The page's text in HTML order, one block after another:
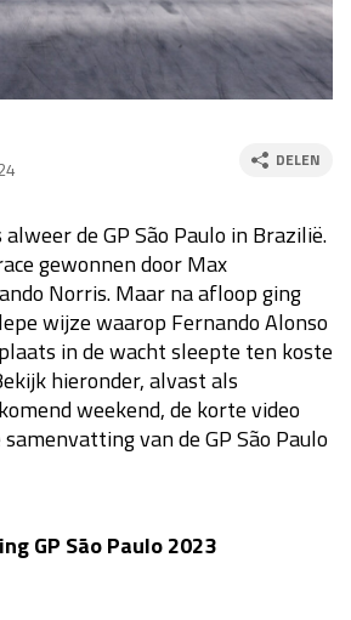
za 13:00 - 15:00
za 23:00 - 00:00
zo 21:00 - 23:00
30 okt - 01 nov
za 22:00 - 23:00
za 19:00 - 20:00
zo 18:00 - 20:00
DELEN
de GP São Paulo in Brazilië.
gewonnen door Max
Norris. Maar na afloop ging
wijze waarop Fernando Alonso
in de wacht sleepte ten koste
hieronder, alvast als
weekend, de korte video
van de GP São Paulo
GP São Paulo 2023